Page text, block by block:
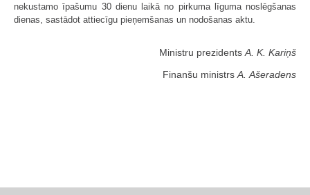
nekustamo īpašumu 30 dienu laikā no pirkuma līguma noslēgšanas
dienas, sastādot attiecīgu pieņemšanas un nodošanas aktu.
Ministru prezidents A. K. Kariņš
Finanšu ministrs A. Ašeradens